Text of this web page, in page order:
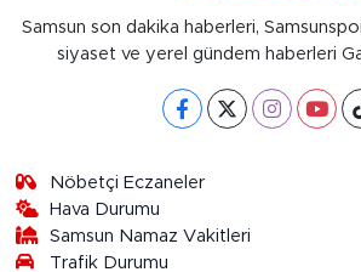
Samsun son dakika haberleri,
siyaset ve yerel gündem haberleri
Nöbetçi Eczaneler
Hava Durumu
Samsun Namaz Vakitleri
Trafik Durumu